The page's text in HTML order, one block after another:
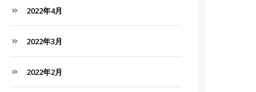
2022年4月
2022年3月
2022年2月